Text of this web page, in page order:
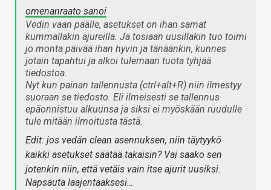
omenanraato sanoi
Vedin vaan päälle, asetukset on ihan samat
kummallakin ajureilla. Ja tosiaan uusillakin tuo toimi
jo monta päivää ihan hyvin ja tänäänkin, kunnes
jotain tapahtui ja alkoi tulemaan tuota tyhjää
tiedostoa.
Nyt kun painan tallennusta (ctrl+alt+R) niin ilmestyy
suoraan se tiedosto. Eli ilmeisesti se tallennus
epäonnistuu alkuunsa ja siksi ei myöskään ruudulle
tule mitään ilmoitusta tästä.
Edit: jos vedän clean asennuksen, niin täytyykö
kaikki asetukset säätää takaisin? Vai saako sen
jotenkin niin, että vetäis vain itse ajurit uusiksi.
Napsauta laajentaaksesi…